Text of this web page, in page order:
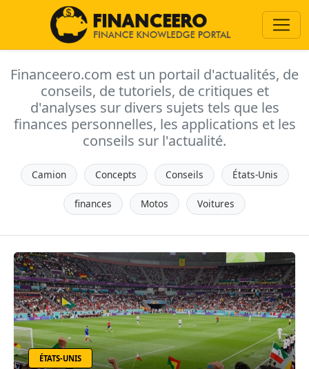
Financeero.com est un portail d'actualités, de
conseils, de tutoriels, de critiques et
d'analyses sur divers sujets tels que les
finances personnelles, les applications et les
conseils sur l'actualité.
Camion Concepts Conseils États-Unis
finances Motos Voitures
ÉTATS-UNIS